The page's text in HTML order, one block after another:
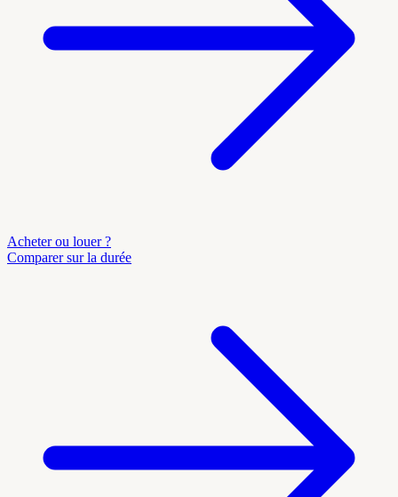
Acheter ou louer ?
Comparer sur la durée